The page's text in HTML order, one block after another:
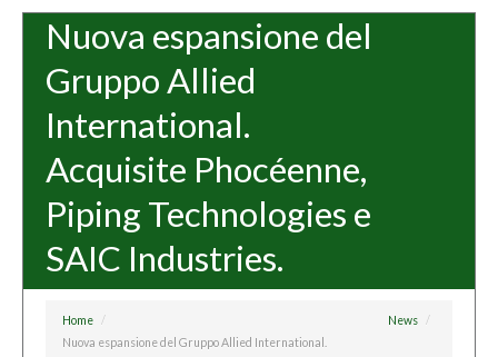
Home
Chi siamo
Prodotti
Materiali
Strumenti di produzione
Contatti
Nuova espansione del
Gruppo Allied
International.
Acquisite Phocéenne,
Piping Technologies e
SAIC Industries.
Home / News
/
Nuova espansione del Gruppo Allied International.